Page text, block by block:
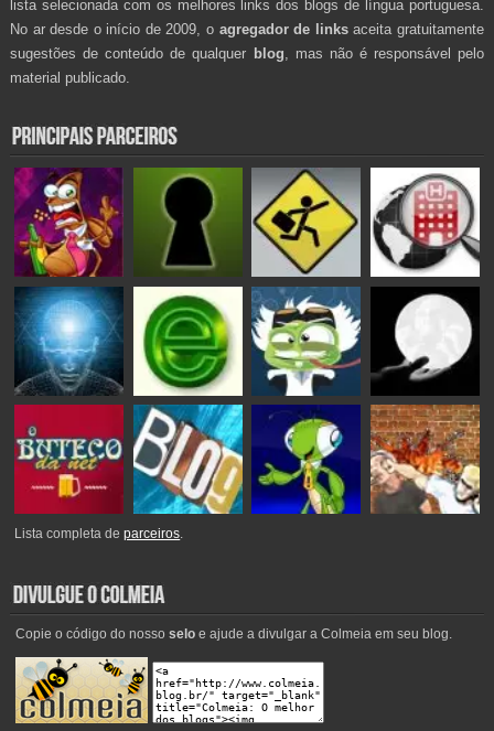
lista selecionada com os melhores links dos blogs de língua portuguesa.
No ar desde o início de 2009, o agregador de linksaceita gratuitamente
sugestões de conteúdo de qualquer blog , mas não é responsável pelo
material publicado.
Lista completa deparceiros.
Copie o código do nosso seloe ajude a divulgar a Colmeia em seu blog.